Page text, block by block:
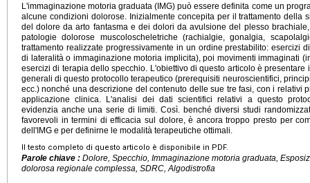
L'immaginazione motoria graduata (IMG) può essere definita come un
alcune condizioni dolorose. Inizialmente concepita per il trattamento della
del dolore da arto fantasma e dei dolori da avulsione del plesso
patologie dolorose muscoloscheletriche (rachialgie, gonalgia,
trattamento realizzate progressivamente in un ordine prestabilito: esercizi
di lateralità o immaginazione motoria implicita), poi movimenti immaginati
esercizi di terapia dello specchio. L'obiettivo di questo articolo è presentare
generali di questo protocollo terapeutico (prerequisiti neuroscientifici,
ecc.) nonché una descrizione del contenuto delle sue tre fasi, con i relativi
applicazione clinica. L'analisi dei dati scientifici relativi a questo
evidenzia anche una serie di limiti. Così. benché diversi studi
favorevoli in termini di efficacia sul dolore, è ancora troppo presto per
dell'IMG e per definirne le modalità terapeutiche ottimali.
Il testo completo di questo articolo è disponibile in PDF.
Parole chiave : Dolore, Specchio, Immaginazione motoria graduata,
dolorosa regionale complessa, SDRC, Algodistrofia